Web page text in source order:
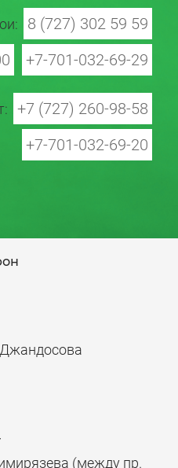
8 (727) 302 59 59
+7-701-032-69-29
+7 (727) 260-98-58
+7-701-032-69-20
(между пр.